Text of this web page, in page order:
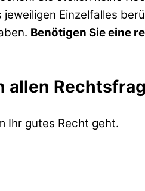
Einzelfalles
Benötigen Sie eine
allen
Ihr gutes Recht geht.